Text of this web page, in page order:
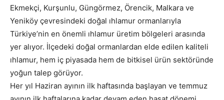
Ekmekçi, Kurşunlu, Güngörmez, Örencik, Malkara ve
Yeniköy çevresindeki doğal ıhlamur ormanlarıyla
Türkiye’nin en önemli ıhlamur üretim bölgeleri arasında
yer alıyor. İlçedeki doğal ormanlardan elde edilen kaliteli
ıhlamur, hem iç piyasada hem de bitkisel ürün sektöründe
yoğun talep görüyor.
Her yıl Haziran ayının ilk haftasında başlayan ve temmuz